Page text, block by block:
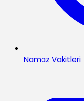
Namaz Vakitleri